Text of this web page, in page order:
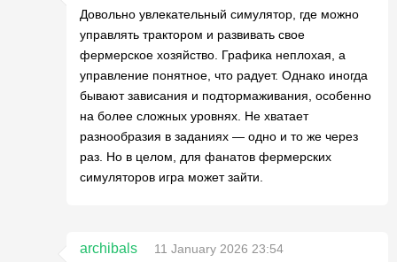
Довольно увлекательный симулятор, где можно
управлять трактором и развивать свое
фермерское хозяйство. Графика неплохая, а
управление понятное, что радует. Однако иногда
бывают зависания и подтормаживания, особенно
на более сложных уровнях. Не хватает
разнообразия в заданиях — одно и то же через
раз. Но в целом, для фанатов фермерских
симуляторов игра может зайти.
archibals
11 January 2026 23:54